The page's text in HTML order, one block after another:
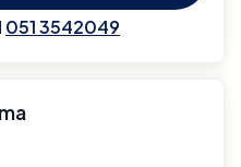
051 3542049